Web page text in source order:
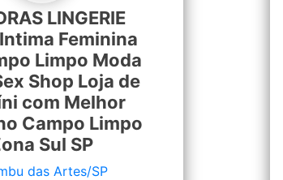
LINGERIE
Feminina
Limpo Moda
Shop Loja de
com Melhor
Campo Limpo
Sul SP
das Artes/SP